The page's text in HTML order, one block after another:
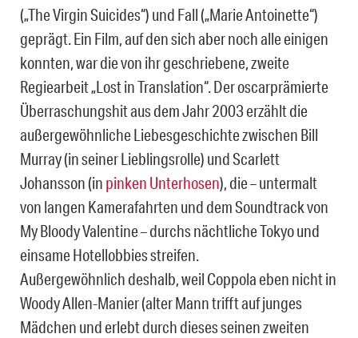
(„The Virgin Suicides“) und Fall („Marie Antoinette“)
geprägt. Ein Film, auf den sich aber noch alle einigen
konnten, war die von ihr geschriebene, zweite
Regiearbeit „Lost in Translation“. Der oscarprämierte
Überraschungshit aus dem Jahr 2003 erzählt die
außergewöhnliche Liebesgeschichte zwischen Bill
Murray (in seiner Lieblingsrolle) und Scarlett
Johansson (in pinken Unterhosen), die – untermalt
von langen Kamerafahrten und dem Soundtrack von
My Bloody Valentine – durchs nächtliche Tokyo und
einsame Hotellobbies streifen.
Außergewöhnlich deshalb, weil Coppola eben nicht in
Woody Allen-Manier (alter Mann trifft auf junges
Mädchen und erlebt durch dieses seinen zweiten